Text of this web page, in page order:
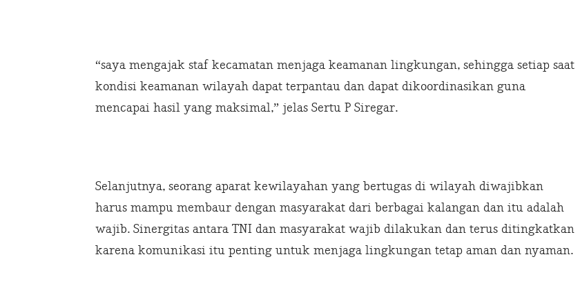
“saya mengajak staf kecamatan menjaga keamanan lingkungan, sehingga setiap saat
kondisi keamanan wilayah dapat terpantau dan dapat dikoordinasikan guna
mencapai hasil yang maksimal,” jelas Sertu P Siregar.
Selanjutnya, seorang aparat kewilayahan yang bertugas di wilayah diwajibkan
harus mampu membaur dengan masyarakat dari berbagai kalangan dan itu adalah
wajib. Sinergitas antara TNI dan masyarakat wajib dilakukan dan terus ditingkatkan
karena komunikasi itu penting untuk menjaga lingkungan tetap aman dan nyaman.